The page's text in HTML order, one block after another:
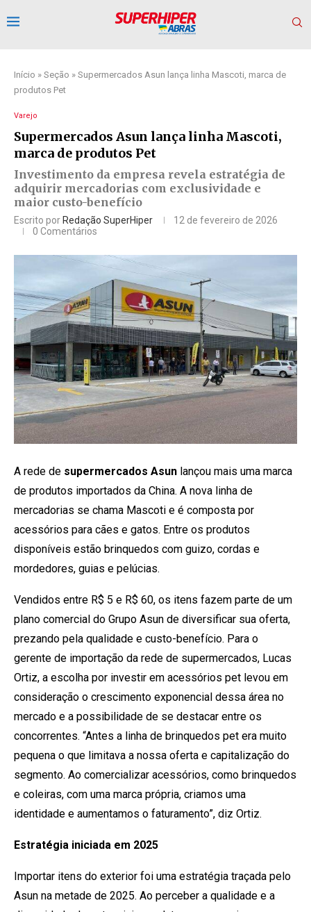
Início » Seção » Supermercados Asun lança linha Mascoti, marca de
produtos Pet
Varejo
Supermercados Asun lança linha Mascoti,
marca de produtos Pet
Investimento da empresa revela estratégia de
adquirir mercadorias com exclusividade e
maior custo-benefício
Escrito porRedação SuperHiper
12 de fevereiro de 2026
0 Comentários
A rede de supermercados Asun lançou mais uma marca
de produtos importados da China. A nova linha de
mercadorias se chama Mascoti e é composta por
acessórios para cães e gatos. Entre os produtos
disponíveis estão brinquedos com guizo, cordas e
mordedores, guias e pelúcias.
Vendidos entre R$ 5 e R$ 60, os itens fazem parte de um
plano comercial do Grupo Asun de diversificar sua oferta,
prezando pela qualidade e custo-benefício. Para o
gerente de importação da rede de supermercados, Lucas
Ortiz, a escolha por investir em acessórios pet levou em
consideração o crescimento exponencial dessa área no
mercado e a possibilidade de se destacar entre os
concorrentes. “Antes a linha de brinquedos pet era muito
pequena o que limitava a nossa oferta e capitalização do
segmento. Ao comercializar acessórios, como brinquedos
e coleiras, com uma marca própria, criamos uma
identidade e aumentamos o faturamento”, diz Ortiz.
Estratégia iniciada em 2025
Importar itens do exterior foi uma estratégia traçada pelo
Asun na metade de 2025. Ao perceber a qualidade e a